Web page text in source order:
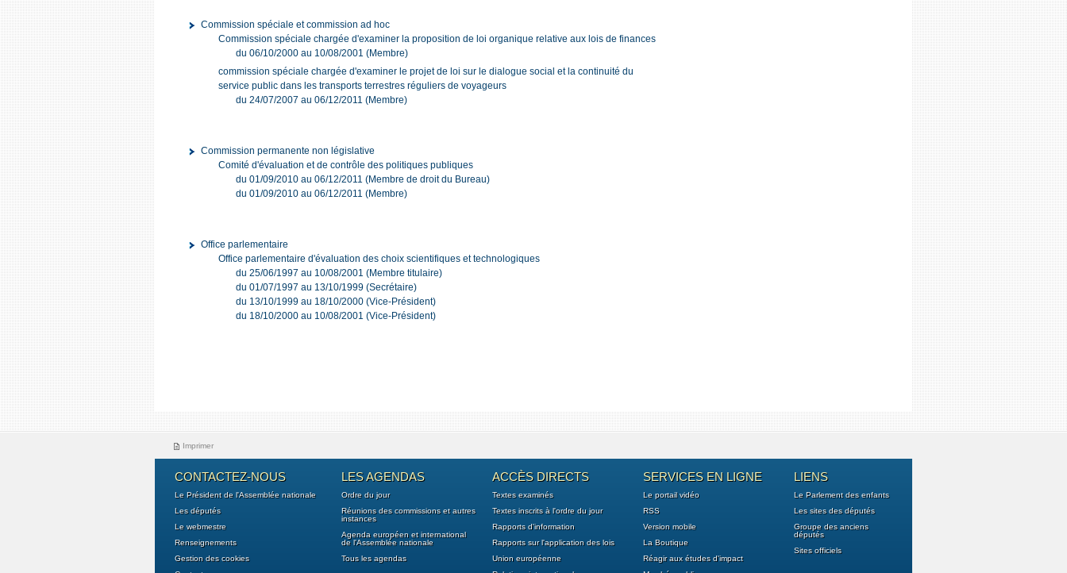
Commission spéciale et commission ad hoc
Commission spéciale chargée d'examiner la proposition de loi organique relative aux lois de finances
du 06/10/2000 au 10/08/2001 (Membre)
commission spéciale chargée d'examiner le projet de loi sur le dialogue social et la continuité du
service public dans les transports terrestres réguliers de voyageurs
du 24/07/2007 au 06/12/2011 (Membre)
Commission permanente non législative
Comité d'évaluation et de contrôle des politiques publiques
du 01/09/2010 au 06/12/2011 (Membre de droit du Bureau)
du 01/09/2010 au 06/12/2011 (Membre)
Office parlementaire
Office parlementaire d'évaluation des choix scientifiques et technologiques
du 25/06/1997 au 10/08/2001 (Membre titulaire)
du 01/07/1997 au 13/10/1999 (Secrétaire)
du 13/10/1999 au 18/10/2000 (Vice-Président)
du 18/10/2000 au 10/08/2001 (Vice-Président)
Imprimer
CONTACTEZ-NOUS
Le Président de l'Assemblée nationale
Les députés
Le webmestre
Renseignements
Gestion des cookies
LES AGENDAS
Ordre du jour
Réunions des commissions et autres
instances
Agenda européen et international
de l'Assemblée nationale
Tous les agendas
ACCÈS DIRECTS
Textes examinés
Textes inscrits à l'ordre du jour
Rapports d'information
Rapports sur l'application des lois
Union européenne
SERVICES EN LIGNE
Le portail vidéo
RSS
Version mobile
La Boutique
Réagir aux études d'impact
LIENS
Le Parlement des enfants
Les sites des députés
Groupe des anciens
députés
Sites officiels